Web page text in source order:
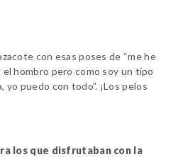
con esas poses de “me he
hombro pero como soy un tipo
yo puedo con todo”. ¡Los pelos
los que disfrutaban con la